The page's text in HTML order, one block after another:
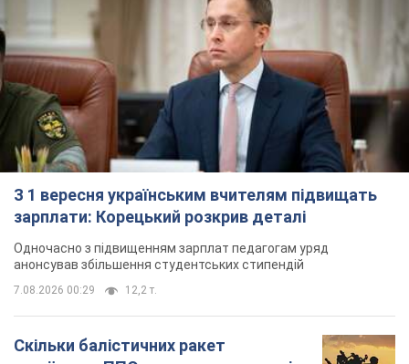
З 1 вересня українським вчителям підвищать
зарплати: Корецький розкрив деталі
Одночасно з підвищенням зарплат педагогам уряд
анонсував збільшення студентських стипендій
7.08.2026 00:29 12,2 т.
Скільки балістичних ракет